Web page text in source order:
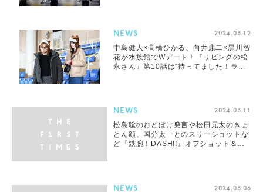
NEWS 2024.03.12
中島健人×高橋ひかる、向井康二×黒川智
花が水族館でWデート！『リビングの松
永さん』第10話は“待ってました！ラブ
NEWS 2024.03.11
松島聡のおとぼけ発言や松田元太のきょ
とん顔、国分太一とのスリーショットな
ど『鉄腕！DASH!!』オフショット＆動
NEWS 2024.03.06